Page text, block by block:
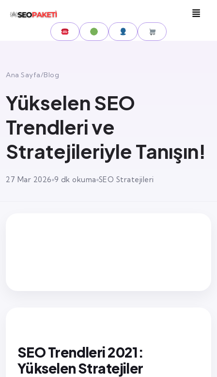
Ana Sayfa/Blog
Yükselen SEO
Trendleri ve
Stratejileriyle Tanışın!
27 Mar 2026 9 dk okuma SEO Stratejileri
SEO Trendleri 2021:
Yükselen Stratejiler